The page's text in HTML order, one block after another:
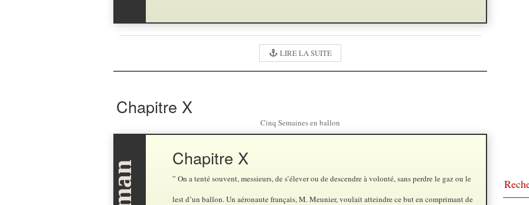
LIRE LA SUITE
Chapitre X
Cinq Semaines en ballon
Chapitre X
” On a tenté souvent, messieurs, de s’élever ou de descendre à volonté, sans perdre le gaz ou le
lest d’un ballon. Un aéronaute français, M. Meunier, voulait atteindre ce but en comprimant de